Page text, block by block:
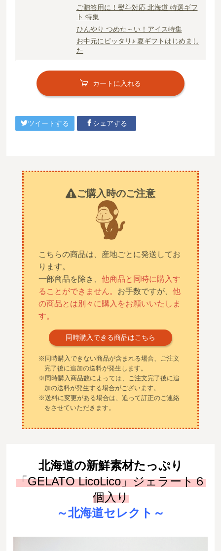
ご贈答用に！熨斗対応 北海道 特選ギフ
ト 特集
ひんやり つめた～い！アイス特集
お中元にピッタリ♪ 夏ギフトはじめまし
た
カートに入れる
ツイートする シェアする
ご購入時のご注意
こちらの商品は、産地ごとに発送してお
ります。
一部商品を除き、 他商品と同時に購入す
ることができません。 お手数ですが、 他
の商品とは別々に購入をお願いいたしま
す。
同時購入できる商品はこちら
※同時購入できない商品が含まれる場合、ご注文
完了後に追加の送料が発生します。
※同時購入商品数によっては、ご注文完了後に追
加の送料が発生する場合がございます。
※送料に変更がある場合は、追って訂正のご連絡
をさせていただきます。
北海道の新鮮素材たっぷり
「GELATO LicoLico」ジェラート６
個入り
～北海道セレクト～